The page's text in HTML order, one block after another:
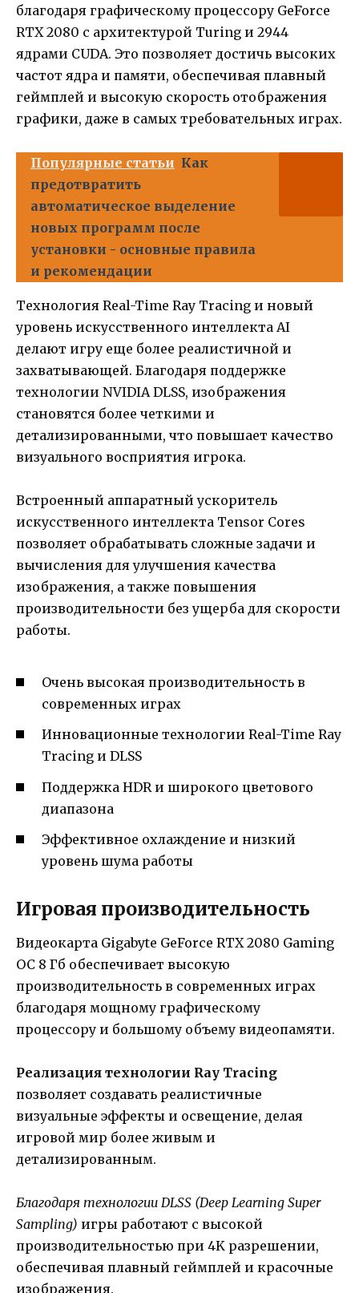
благодаря графическому процессору GeForce
RTX 2080 с архитектурой Turing и 2944
ядрами CUDA. Это позволяет достичь высоких
частот ядра и памяти, обеспечивая плавный
геймплей и высокую скорость отображения
графики, даже в самых требовательных играх.
Популярные статьи Как
предотвратить
автоматическое выделение
новых программ после
установки - основные правила
и рекомендации
Технология Real-Time Ray Tracing и новый
уровень искусственного интеллекта AI
делают игру еще более реалистичной и
захватывающей. Благодаря поддержке
технологии NVIDIA DLSS, изображения
становятся более четкими и
детализированными, что повышает качество
визуального восприятия игрока.
Встроенный аппаратный ускоритель
искусственного интеллекта Tensor Cores
позволяет обрабатывать сложные задачи и
вычисления для улучшения качества
изображения, а также повышения
производительности без ущерба для скорости
работы.
Очень высокая производительность в
современных играх
Инновационные технологии Real-Time Ray
Tracing и DLSS
Поддержка HDR и широкого цветового
диапазона
Эффективное охлаждение и низкий
уровень шума работы
Игровая производительность
Видеокарта Gigabyte GeForce RTX 2080 Gaming
OC 8 Гб обеспечивает высокую
производительность в современных играх
благодаря мощному графическому
процессору и большому объему видеопамяти.
Реализация технологии Ray Tracing
позволяет создавать реалистичные
визуальные эффекты и освещение, делая
игровой мир более живым и
детализированным.
Благодаря технологии DLSS (Deep Learning Super
Sampling) игры работают с высокой
производительностью при 4K разрешении,
обеспечивая плавный геймплей и красочные
изображения.